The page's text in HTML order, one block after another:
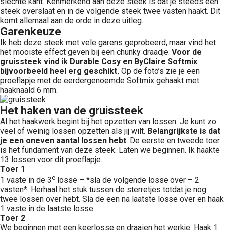
steek overslaat en in de volgende steek twee vasten haakt. Dit
komt allemaal aan de orde in deze uitleg.
Garenkeuze
Ik heb deze steek met vele garens geprobeerd, maar vind het
het mooiste effect geven bij een chunky draadje. Voor de
gruissteek vind ik Durable Cosy en ByClaire Softmix
bijvoorbeeld heel erg geschikt. Op de foto’s zie je een
proeflapje met de eerdergenoemde Softmix gehaakt met
haaknaald 6 mm.
Het haken van de gruissteek
Al het haakwerk begint bij het opzetten van lossen. Je kunt zo
veel of weinig lossen opzetten als jij wilt. Belangrijkste is dat
je een oneven aantal lossen hebt. De eerste en tweede toer
is het fundament van deze steek. Laten we beginnen. Ik haakte
13 lossen voor dit proeflapje.
Toer 1
1 vaste in de 3e losse – *sla de volgende losse over – 2
vasten*. Herhaal het stuk tussen de sterretjes totdat je nog
twee lossen over hebt. Sla de een na laatste losse over en haak
1 vaste in de laatste losse.
Toer 2
We beginnen met een keerlosse en draaien het werkje. Haak 1